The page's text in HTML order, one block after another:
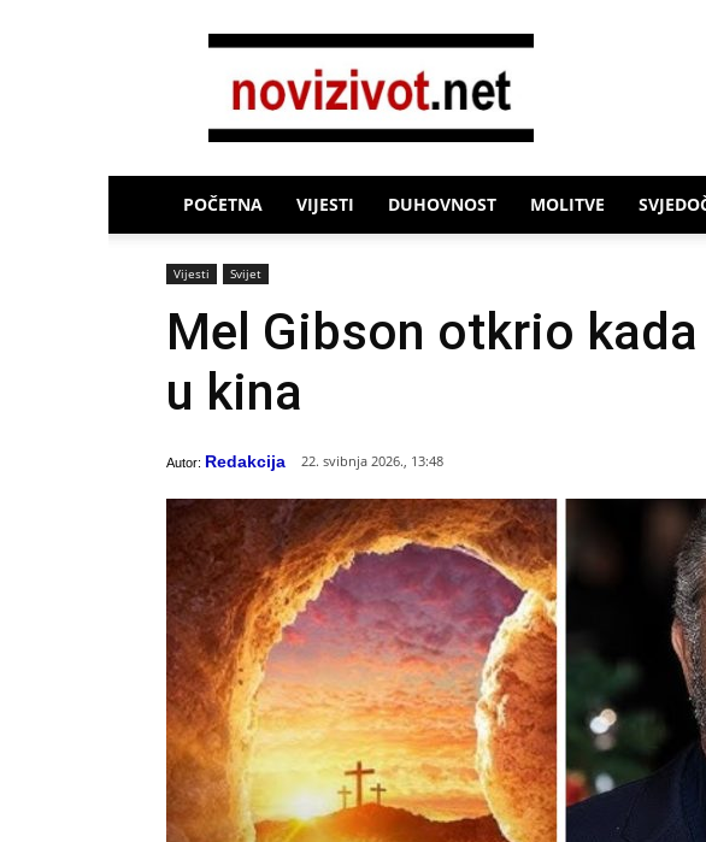
Novi
POČETNA VIJESTI DUHOVNOST MOLITVE
Vijesti Svijet
Mel Gibson otkrio
u kina
Autor: Redakcija 22. svibnja 2026., 13:48